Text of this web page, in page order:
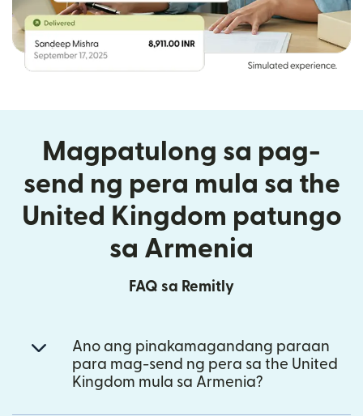
Magpatulong sa pag-
send ng pera mula sa the
United Kingdom patungo
sa Armenia
FAQ sa Remitly
Ano ang pinakamagandang paraan
para mag-send ng pera sa the United
Kingdom mula sa Armenia?